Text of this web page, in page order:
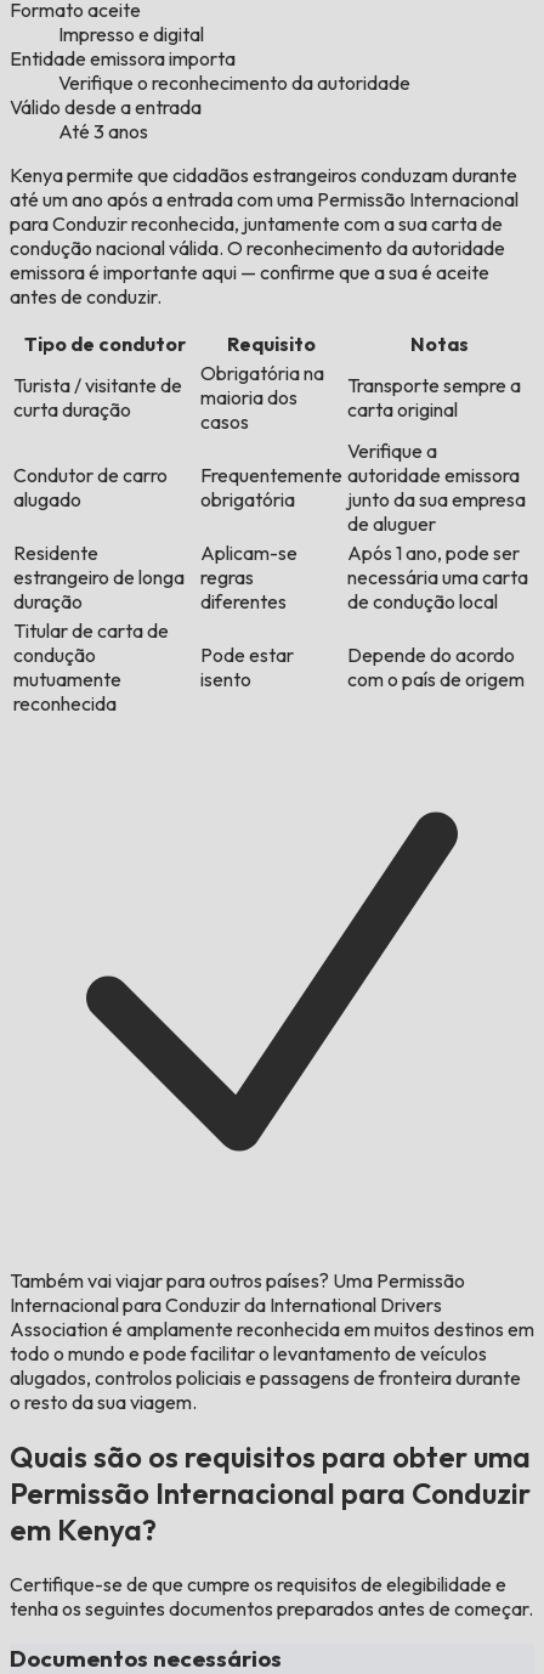
Formato aceite
Impresso e digital
Entidade emissora importa
Verifique o reconhecimento da autoridade
Válido desde a entrada
Até 3 anos
Kenya permite que cidadãos estrangeiros conduzam durante
até um ano após a entrada com uma Permissão Internacional
para Conduzir reconhecida, juntamente com a sua carta de
condução nacional válida. O reconhecimento da autoridade
emissora é importante aqui — confirme que a sua é aceite
antes de conduzir.
Tipo de condutor
Requisito
Notas
Turista / visitante de
curta duração
Obrigatória na
maioria dos
casos
Transporte sempre a
carta original
Condutor de carro
alugado
Frequentemente
obrigatória
Verifique a
autoridade emissora
junto da sua empresa
de aluguer
Residente
estrangeiro de longa
duração
Aplicam-se
regras
diferentes
Após 1 ano, pode ser
necessária uma carta
de condução local
Titular de carta de
condução
mutuamente
reconhecida
Pode estar
isento
Depende do acordo
com o país de origem
Também vai viajar para outros países? Uma Permissão
Internacional para Conduzir da International Drivers
Association é amplamente reconhecida em muitos destinos em
todo o mundo e pode facilitar o levantamento de veículos
alugados, controlos policiais e passagens de fronteira durante
o resto da sua viagem.
Quais são os requisitos para obter uma
Permissão Internacional para Conduzir
em Kenya?
Certifique-se de que cumpre os requisitos de elegibilidade e
tenha os seguintes documentos preparados antes de começar.
Documentos necessários